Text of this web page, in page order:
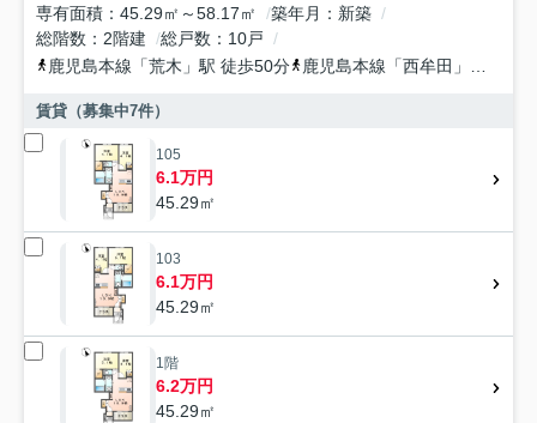
専有面積
45.29㎡～58.17㎡ 築年月
新築
総階数
2階建 総戸数
10戸
鹿児島本線 「荒木 」駅 徒歩50分 鹿児島本線 「西牟田 」駅 徒歩69分
賃貸（募集中7件）
105
6.1万円
45.29㎡
103
6.1万円
45.29㎡
1階
6.2万円
45.29㎡